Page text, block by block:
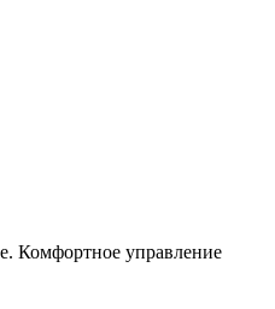
Комфортное управление